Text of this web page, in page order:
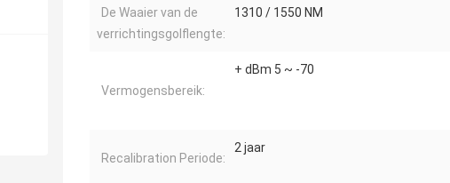
De Waaier van de
verrichtingsgolflengte:
1310 / 1550 NM
Vermogensbereik:
+ dBm 5 ~ -70
Recalibration Periode:
2 jaar